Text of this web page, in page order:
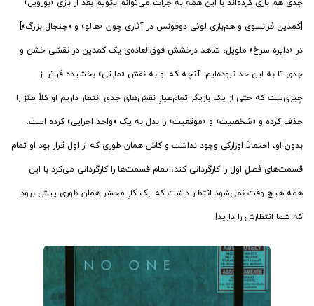
جدی هم بازی کرده‌اند با این همه به جرأت می‌توانم بگویم بعد از بازی «بورویل»
[کمدین فرانسوی و هم‌بازی لوئی دوفونس در آثاری چون «هالو» و «جنجال بزرگ»]
در «دایره سرخ» ملویل، شاهد درخشش فوق‌العاده‌ی یک کمدین در نقشی خشن و
جدی تا به این حد نبوده‌ایم. آنچه که او به نقش «مارتی» بخشیده فراتر از
چیزی‌ست که حتی از یک بازیگر تمام‌عیارِ نقش‌های جدی انتظار داریم او کلاً طنز را
حذف کرده و «شخصیت» و «موقعیت» را بدل به یک «واحد اجرایی» کرده است.
بدونِ او، احتمالاً اوزارکی وجود نداشت و کاش همان طوری که از اول قرار بود او تمام
قسمت‌های فصلِ اول را کارگردانی کند، تمام قسمت‌ها را کارگردانی می‌کرد با این
همه هیچ وقت نمی‌شود انتظار داشت که یک کارِ محشر همان طوری پیش برود
که شما انتظارش را دارید!